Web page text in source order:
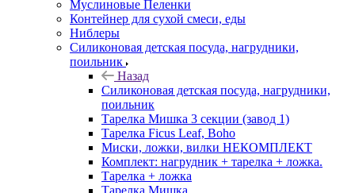
Муслиновые Пеленки
Контейнер для сухой смеси, еды
Ниблеры
Силиконовая детская посуда, нагрудники,
поильник
Назад
Силиконовая детская посуда, нагрудники,
поильник
Тарелка Мишка 3 секции (завод 1)
Тарелка Ficus Leaf, Boho
Миски, ложки, вилки НЕКОМПЛЕКТ
Комплект: нагрудник + тарелка + ложка.
Тарелка + ложка
Тарелка Мишка